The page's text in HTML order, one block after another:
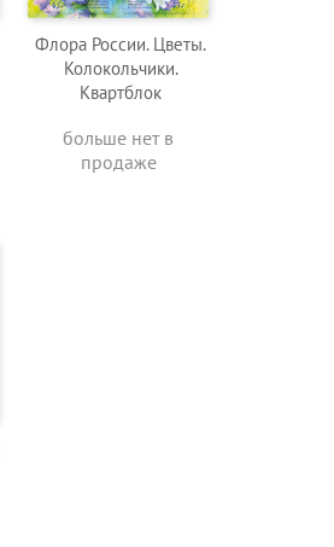
Флора России. Цветы.
Колокольчики.
Квартблок
больше нет в
продаже